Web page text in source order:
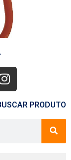
PRODUTO